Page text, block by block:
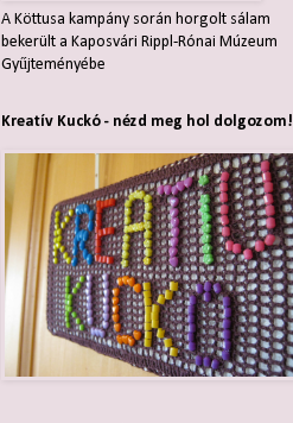
A Köttusa kampány során horgolt sálam
bekerült a Kaposvári Rippl-Rónai Múzeum
Gyűjteményébe
Kreatív Kuckó - nézd meg hol dolgozom!